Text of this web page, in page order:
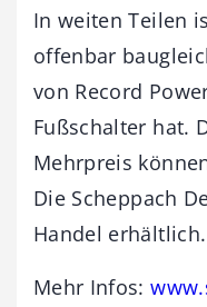
In weiten Teilen
offenbar
von Record
Fußschalter hat.
Mehrpreis
Die Scheppach
Handel erhältlich.
Mehr Infos: